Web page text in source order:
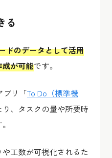
る
ドのデータとして活用
が可能です。
プリ「To Do（標準機
、タスクの量や所要時
工数が可視化されるた